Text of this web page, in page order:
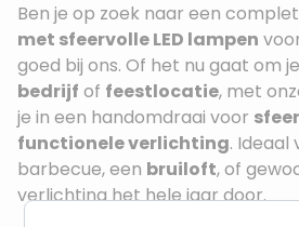
Ben je op zoek naar een
met sfeervolle LED lampen
goed bij ons. Of het nu gaat om je
bedrijf of feestlocatie, met
je in een handomdraai voor
functionele verlichting. Ideaal
barbecue, een bruiloft, of
verlichting het hele jaar door.